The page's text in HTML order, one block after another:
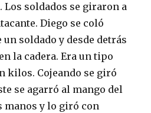
Los soldados se giraron a
Diego se coló
soldado y desde detrás
la cadera. Era un tipo
kilos. Cojeando se giró
se agarró al mango del
manos y lo giró con